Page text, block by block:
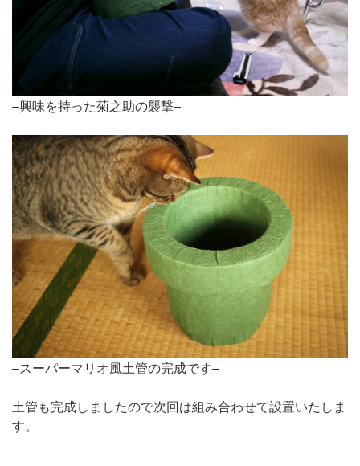
–興味を持った菊之助の襲撃–
–スーパーマリオ風土管の完成です–
土管も完成しましたので次回は組み合わせて設置いたしま
す。